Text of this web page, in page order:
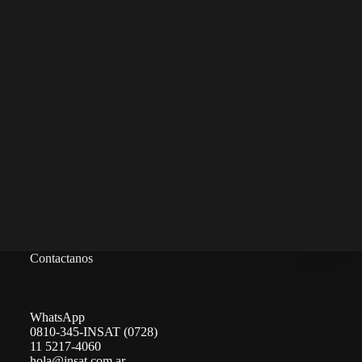
Contactanos
WhatsApp
0810-345-INSAT (0728)
11 5217-4060